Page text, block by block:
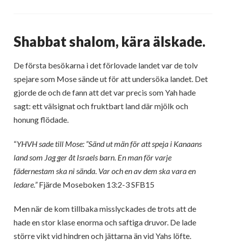
Shabbat shalom, kära älskade.
De första besökarna i det förlovade landet var de tolv
spejare som Mose sände ut för att undersöka landet. Det
gjorde de och de fann att det var precis som Yah hade
sagt: ett välsignat och fruktbart land där mjölk och
honung flödade.
“YHVH sade till Mose: ”Sänd ut män för att speja i Kanaans
land som Jag ger åt Israels barn. En man för varje
fädernestam ska ni sända. Var och en av dem ska vara en
ledare.”Fjärde Moseboken 13:2-3 SFB15
Men när de kom tillbaka misslyckades de trots att de
hade en stor klase enorma och saftiga druvor. De lade
större vikt vid hindren och jättarna än vid Yahs löfte.